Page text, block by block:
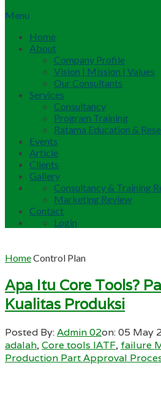
Menu
Home
About
Company Profile
Vision | Mission | Values
Our Consultants
Services
Consultancy
Program Training
Ratama Education &
Events
Article
Clients
Gallery
Consultancy & Training
Marketing Review
Contact
Login
HomeControl Plan
Apa Itu Core Tools?
Kualitas Produksi
Posted By:Admin 02on:05 May
adalah,Core tools IATF, failure
Production Part Approval